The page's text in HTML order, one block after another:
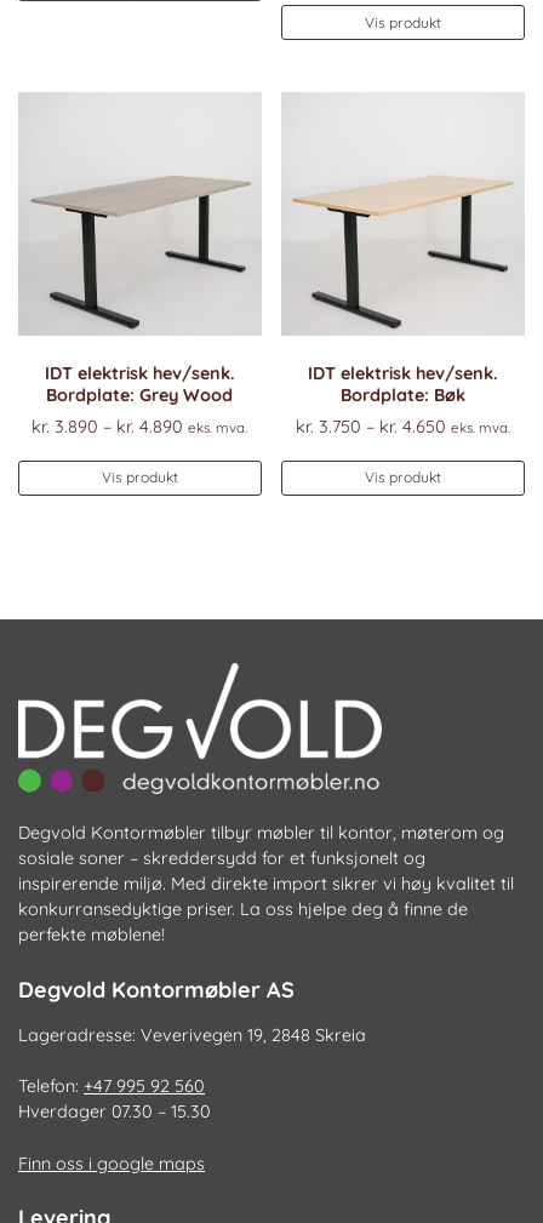
kr. 8.500
Vis produkt
IDT elektrisk hev/senk.
Bordplate: Grey Wood
kr. 3.890 – kr. 4.890 Prisområde:
kr. 4.890
eks. mva.
Vis produkt
Dette
produktet
kan
produktsiden
IDT elektrisk hev/senk.
Bordplate: Bøk
kr. 3.750 – kr. 4.650
kr. 4.650
eks. mva.
Vis produkt
Degvold Kontormøbler tilbyr møbler til kontor, møterom og
sosiale soner – skreddersydd for et funksjonelt og
inspirerende miljø. Med direkte import sikrer vi høy kvalitet til
konkurransedyktige priser. La oss hjelpe deg å finne de
perfekte møblene!
Degvold Kontormøbler AS
Lageradresse: Veverivegen 19, 2848 Skreia
Telefon: +47 995 92 560
Hverdager 07.30 – 15.30
Finn oss i google maps